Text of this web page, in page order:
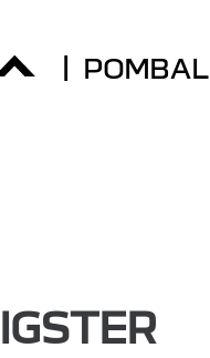
| POMBAL